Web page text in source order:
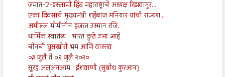
जमात-ए-इस्लामी हिंद महाराष्ट्राचे अध्यक्ष रिझवानुर...
एका दिवसाचे मुख्यमंत्री शहेबाज मनियार यांची राज्यश...
अमीरूल मोमीनीन हजरत उस्मान रजि.
धार्मिक स्वातंत्र्य : भारत कुठे उभा आहे
चीनची घुसखोरी भ्रम आणि वास्तव
०३ जुलै ते ०९ जुलै २०२०
सूरह अल्अनआम : ईशवाणी (सुबोध कुरआन)